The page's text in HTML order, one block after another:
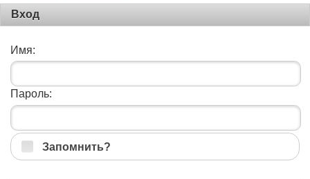
Вход
Имя:
Пароль:
Запомнить?